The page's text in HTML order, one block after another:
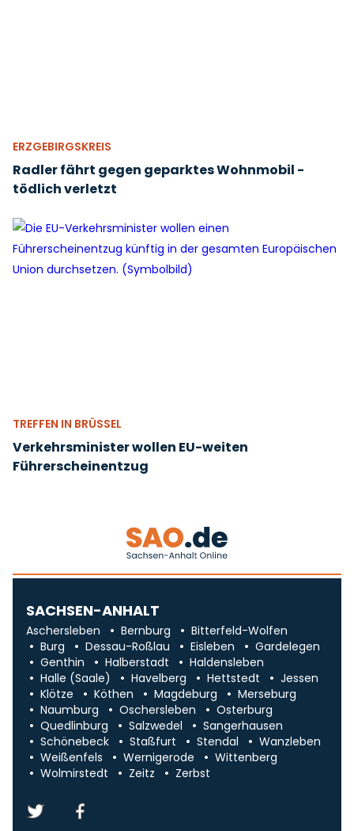
ERZGEBIRGSKREIS
Radler fährt gegen geparktes Wohnmobil -
tödlich verletzt
TREFFEN IN BRÜSSEL
Verkehrsminister wollen EU-weiten
Führerscheinentzug
SACHSEN-ANHALT
Aschersleben Bernburg
Bitterfeld-Wolfen
Burg
Dessau-Roßlau Eisleben
Gardelegen
Genthin
Halberstadt
Haldensleben
Halle (Saale)
Havelberg Hettstedt
Jessen
Klötze
Köthen Magdeburg
Merseburg
Naumburg
Oschersleben
Osterburg
Quedlinburg
Salzwedel
Sangerhausen
Schönebeck
Staßfurt Stendal
Wanzleben
Weißenfels
Wernigerode
Wittenberg
Wolmirstedt
Zeitz Zerbst